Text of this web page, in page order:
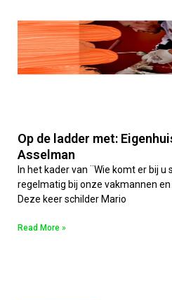
Op de ladder met:
Asselman
In het kader van ¨Wie komt er bij
regelmatig bij onze vakmannen
Deze keer schilder Mario
Read More »